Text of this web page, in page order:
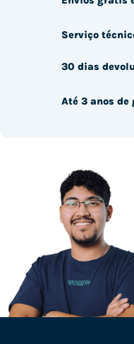
Serviço
30 dias
Até 3 anos de